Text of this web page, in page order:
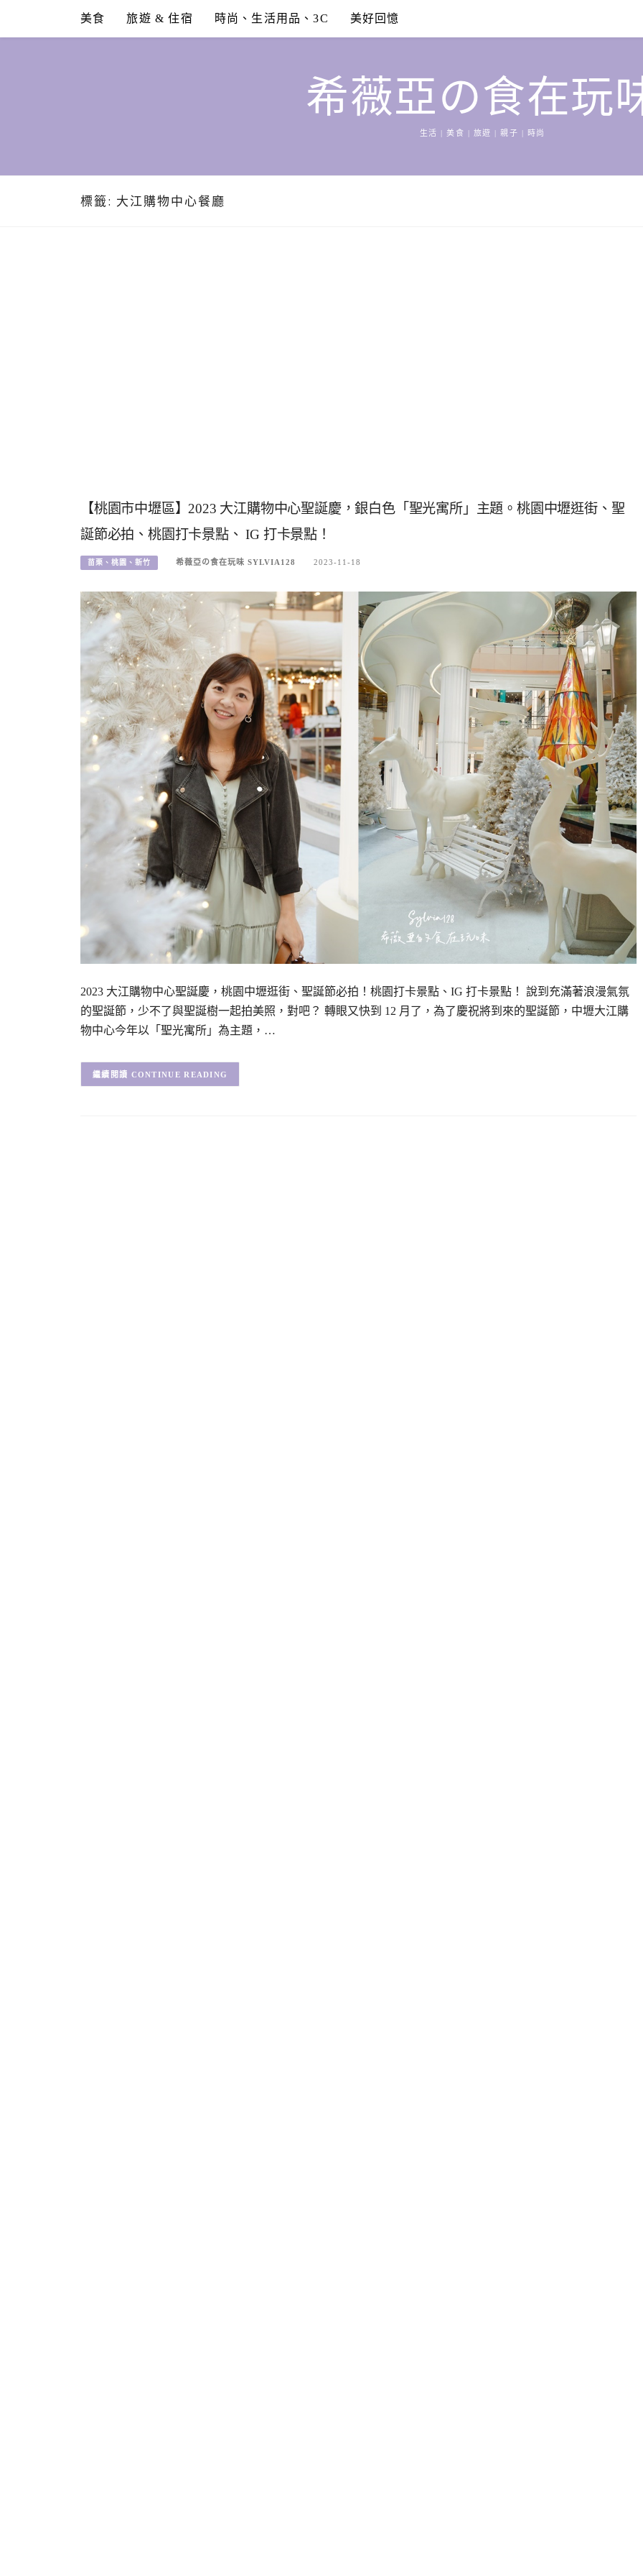
content
美食 旅遊 & 住宿 時尚、生活用品、3C 美好回憶
希薇亞の食在玩
生活 | 美食 | 旅遊 | 親子 | 時尚
標籤: 大江購物中心餐廳
【桃園市中壢區】2023 大江購物中心聖誕慶，銀白色「聖光寓所」主題。桃園中壢逛街、聖
誕節必拍、桃園打卡景點、 IG 打卡景點！
苗栗、桃園、新竹 希薇亞の食在玩味 SYLVIA128 2023-11-18
2023 大江購物中心聖誕慶，桃園中壢逛街、聖誕節必拍！桃園打卡景點、IG 打卡景點！ 說到充滿著浪漫氣氛
的聖誕節，少不了與聖誕樹一起拍美照，對吧？ 轉眼又快到 12 月了，為了慶祝將到來的聖誕節，中壢大江購
物中心今年以「聖光寓所」為主題，…
CONTINUE READING